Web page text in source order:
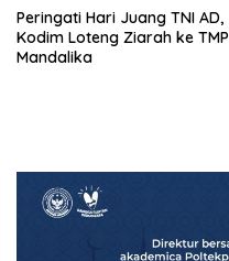
Peringati Hari Juang TNI AD,
Kodim Loteng Ziarah ke TMP
Mandalika